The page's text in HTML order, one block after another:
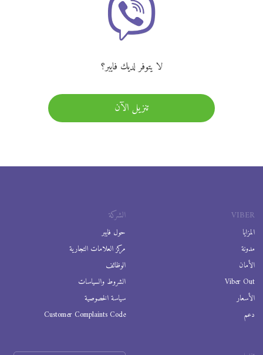
لا يتوفر لديك فايبر؟
تنزيل الآن
VIBER
المزايا
مدونة
الأمان
Viber Out
الأسعار
دعم
الشركة
حول فايبر
مركز العلامات التجارية
الوظائف
الشروط والسياسات
سياسة الخصوصية
Customer Complaints Code